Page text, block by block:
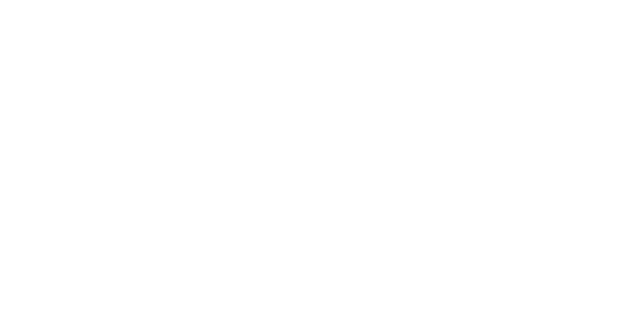
Design muss separat erworben werden.
alle Stickzebra-Designs sind urheberrechtlich geschützt.
und Stickzebra übernimmt keinerlei Haftung für Schäden in aller Art.